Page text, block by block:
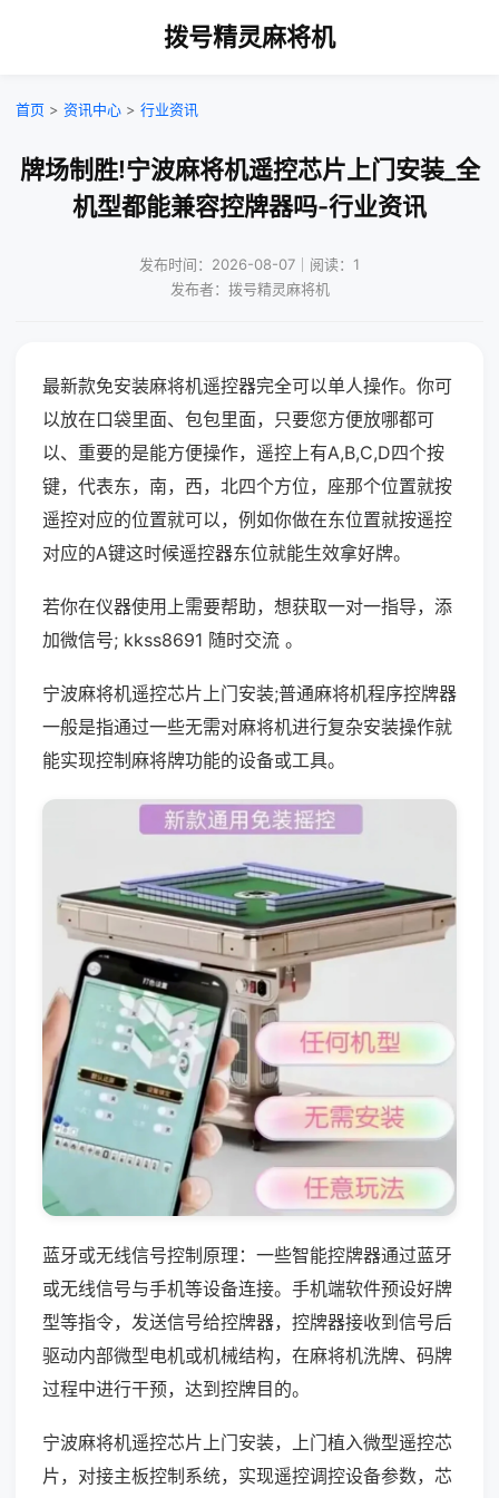
拨号精灵麻将机
首页 > 资讯中心 > 行业资讯
牌场制胜!宁波麻将机遥控芯片上门安装_全
机型都能兼容控牌器吗-行业资讯
发布时间：2026-08-07｜阅读：1
发布者：拨号精灵麻将机
最新款免安装麻将机遥控器完全可以单人操作。你可
以放在口袋里面、包包里面，只要您方便放哪都可
以、重要的是能方便操作，遥控上有A,B,C,D四个按
键，代表东，南，西，北四个方位，座那个位置就按
遥控对应的位置就可以，例如你做在东位置就按遥控
对应的A键这时候遥控器东位就能生效拿好牌。
若你在仪器使用上需要帮助，想获取一对一指导，添
加微信号; kkss8691 随时交流 。
宁波麻将机遥控芯片上门安装;普通麻将机程序控牌器
一般是指通过一些无需对麻将机进行复杂安装操作就
能实现控制麻将牌功能的设备或工具。
蓝牙或无线信号控制原理：一些智能控牌器通过蓝牙
或无线信号与手机等设备连接。手机端软件预设好牌
型等指令，发送信号给控牌器，控牌器接收到信号后
驱动内部微型电机或机械结构，在麻将机洗牌、码牌
过程中进行干预，达到控牌目的。
宁波麻将机遥控芯片上门安装，上门植入微型遥控芯
片，对接主板控制系统，实现遥控调控设备参数，芯